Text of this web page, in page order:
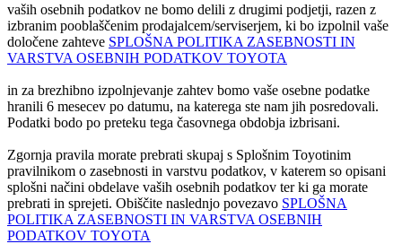
vaših osebnih podatkov ne bomo delili z drugimi podjetji, razen z
izbranim pooblaščenim prodajalcem/serviserjem, ki bo izpolnil vaše
določene zahteve SPLOŠNA POLITIKA ZASEBNOSTI IN
VARSTVA OSEBNIH PODATKOV TOYOTA
in za brezhibno izpolnjevanje zahtev bomo vaše osebne podatke
hranili 6 mesecev po datumu, na katerega ste nam jih posredovali.
Podatki bodo po preteku tega časovnega obdobja izbrisani.
Zgornja pravila morate prebrati skupaj s Splošnim Toyotinim
pravilnikom o zasebnosti in varstvu podatkov, v katerem so opisani
splošni načini obdelave vaših osebnih podatkov ter ki ga morate
prebrati in sprejeti. Obiščite naslednjo povezavo SPLOŠNA
POLITIKA ZASEBNOSTI IN VARSTVA OSEBNIH
PODATKOV TOYOTA